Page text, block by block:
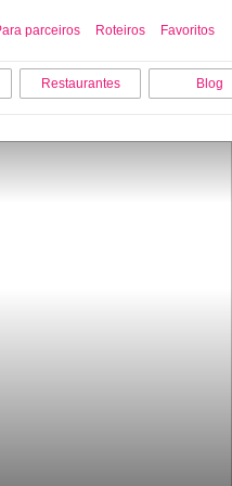
parceiros Roteiros Favoritos
Restaurantes Blog